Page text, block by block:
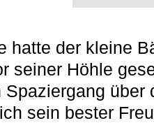
hatte der kleine
seiner Höhle
über
sein bester